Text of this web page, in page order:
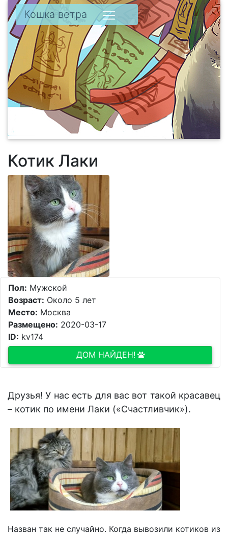
Кошка ветра
Котик Лаки
Пол: Мужской
Возраст: Около 5 лет
Место: Москва
Размещено: 2020-03-17
ID: kv174
ДОМ НАЙДЕН!
Друзья! У нас есть для вас вот такой красавец
– котик по имени Лаки («Счастливчик»).
Назван так не случайно. Когда вывозили котиков из